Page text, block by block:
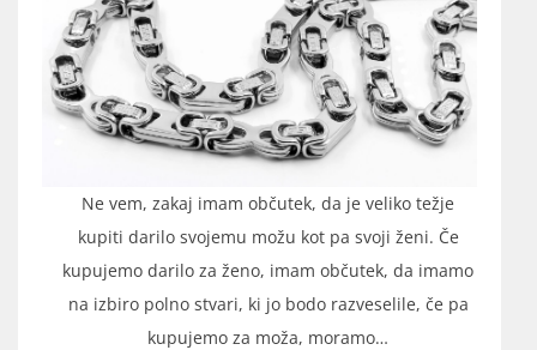
Ne vem, zakaj imam občutek, da je veliko težje
kupiti darilo svojemu možu kot pa svoji ženi. Če
kupujemo darilo za ženo, imam občutek, da imamo
na izbiro polno stvari, ki jo bodo razveselile, če pa
kupujemo za moža, moramo…